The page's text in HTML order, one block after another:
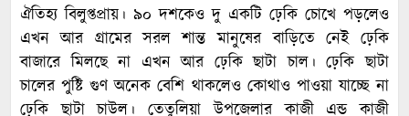
ঐতিহ্য বিলুপ্তপ্রায়। ৯০ দশকেও দু একটি ঢ়েকি চোখে পড়লেও
এখন আর গ্রামের সরল শান্ত মানুষের বাড়িতে নেই ঢ়েকি
বাজারে মিলছে না এখন আর ঢ়েকি ছাটা চাল। ঢ়েকি ছাটা
চালের পুষ্টি গুণ অনেক বেশি থাকলেও কোথাও পাওয়া যাচ্ছে না
ঢ়েকি ছাটা চাউল। তেতুলিয়া উপজেলার কাজী এন্ড কাজী